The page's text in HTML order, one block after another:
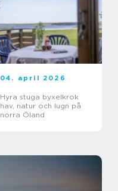
04. april 2026
Hyra stuga byxelkrok
hav, natur och lugn på
norra Öland